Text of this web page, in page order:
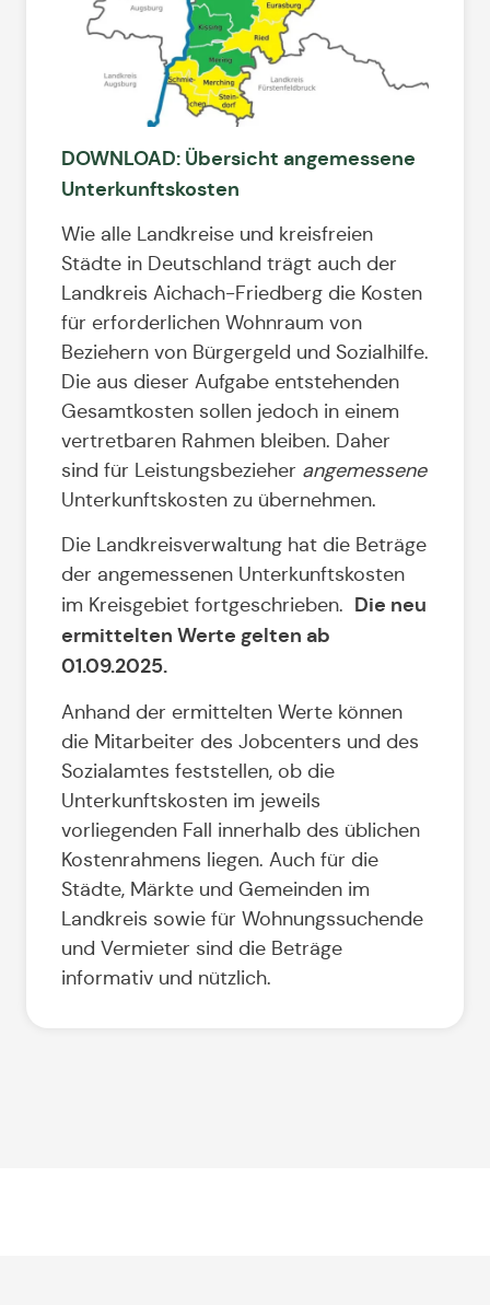
DOWNLOAD: Übersicht angemessene
Unterkunftskosten
Wie alle Landkreise und kreisfreien
Städte in Deutschland trägt auch der
Landkreis Aichach-Friedberg die Kosten
für erforderlichen Wohnraum von
Beziehern von Bürgergeld und Sozialhilfe.
Die aus dieser Aufgabe entstehenden
Gesamtkosten sollen jedoch in einem
vertretbaren Rahmen bleiben. Daher
sind für Leistungsbezieher angemessene
Unterkunftskosten zu übernehmen.
Die Landkreisverwaltung hat die Beträge
der angemessenen Unterkunftskosten
im Kreisgebiet fortgeschrieben. Die neu
ermittelten Werte gelten ab
01.09.2025.
Anhand der ermittelten Werte können
die Mitarbeiter des Jobcenters und des
Sozialamtes feststellen, ob die
Unterkunftskosten im jeweils
vorliegenden Fall innerhalb des üblichen
Kostenrahmens liegen. Auch für die
Städte, Märkte und Gemeinden im
Landkreis sowie für Wohnungssuchende
und Vermieter sind die Beträge
informativ und nützlich.